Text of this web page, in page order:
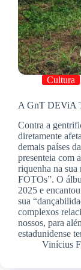
Cultura
A GnT DEViA
Contra a
diretamente
demais países
presenteia com
riquenha na
FOTOs”. O
2025 e
sua
complexos
nossos, para
estadunidense
Vinícius